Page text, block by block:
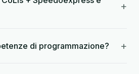
+
di programmazione? +